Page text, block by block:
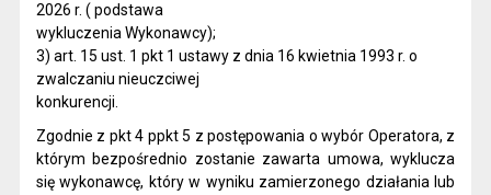
2026 r. ( podstawa
wykluczenia Wykonawcy);
3) art. 15 ust. 1 pkt 1 ustawy z dnia 16 kwietnia 1993 r. o
zwalczaniu nieuczciwej
konkurencji.
Zgodnie z pkt 4 ppkt 5 z postępowania o wybór Operatora, z
którym bezpośrednio zostanie zawarta umowa, wyklucza
się wykonawcę, który w wyniku zamierzonego działania lub